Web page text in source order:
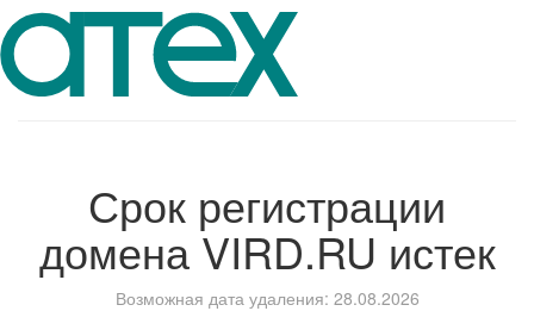
Срок регистрации
доменаVIRD.RU истек
Возможная дата удаления: 28.08.2026